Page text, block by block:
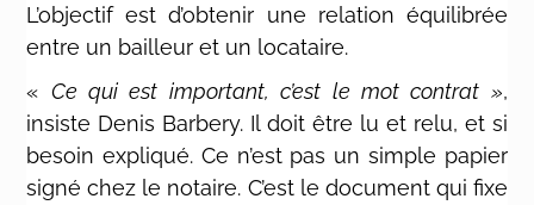
L’objectif est d’obtenir une relation équilibrée
entre un bailleur et un locataire.
« Ce qui est important, c’est le mot contrat »,
insiste Denis Barbery. Il doit être lu et relu, et si
besoin expliqué. Ce n’est pas un simple papier
signé chez le notaire. C’est le document qui fixe